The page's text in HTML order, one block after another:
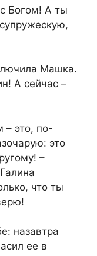
Богом! А ты
Машка.
А сейчас –
– это, по-
это
–
что ты
назавтра
ее в